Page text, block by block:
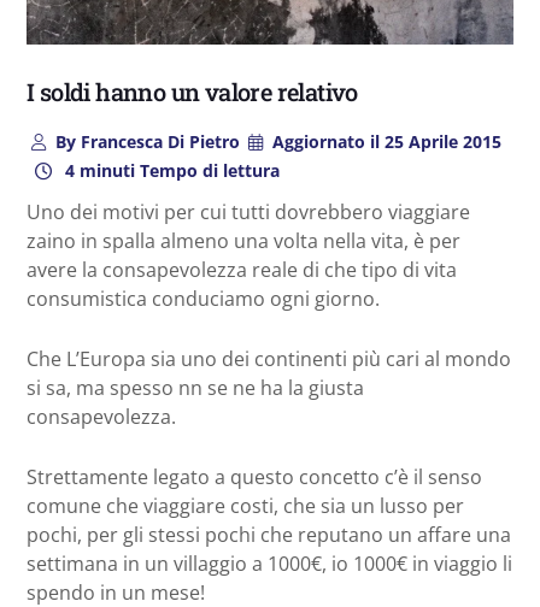
I soldi hanno un valore relativo
ByFrancesca Di Pietro Aggiornato il 25 Aprile 2015
4 minuti Tempo di lettura
Uno dei motivi per cui tutti dovrebbero viaggiare
zaino in spalla almeno una volta nella vita, è per
avere la consapevolezza reale di che tipo di vita
consumistica conduciamo ogni giorno.
Che L’Europa sia uno dei continenti più cari al mondo
si sa, ma spesso nn se ne ha la giusta
consapevolezza.
Strettamente legato a questo concetto c’è il senso
comune che viaggiare costi, che sia un lusso per
pochi, per gli stessi pochi che reputano un affare una
settimana in un villaggio a 1000€, io 1000€ in viaggio li
spendo in un mese!